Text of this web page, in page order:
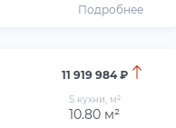
Подробнее
11 919 984 ₽
S кухни, м²
10.80 м²